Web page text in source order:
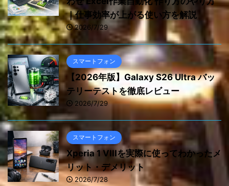
｜仕事効率が上がる使い方を解説
2026/7/29
スマートフォン
【2026年版】Galaxy S26 Ultra バッ
テリーテストを徹底レビュー
2026/7/29
スマートフォン
Xperia 1 VIIIを実際に使ってわかったメ
リット・デメリット
2026/7/28